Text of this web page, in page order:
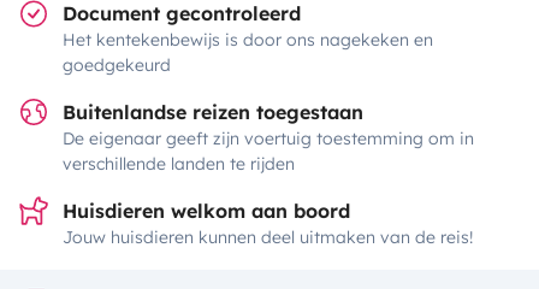
Document gecontroleerd
Het kentekenbewijs is door ons nagekeken en
goedgekeurd
Buitenlandse reizen toegestaan
De eigenaar geeft zijn voertuig toestemming om in
verschillende landen te rijden
Huisdieren welkom aan boord
Jouw huisdieren kunnen deel uitmaken van de reis!